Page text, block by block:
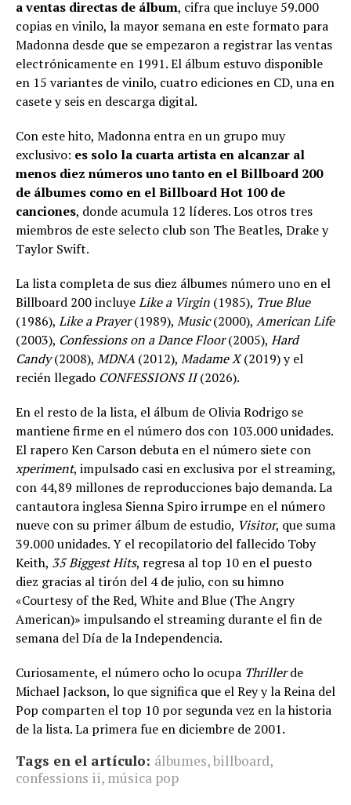
a ventas directas de álbum, cifra que incluye 59.000
copias en vinilo, la mayor semana en este formato para
Madonna desde que se empezaron a registrar las ventas
electrónicamente en 1991. El álbum estuvo disponible
en 15 variantes de vinilo, cuatro ediciones en CD, una en
casete y seis en descarga digital.
Con este hito, Madonna entra en un grupo muy
exclusivo: es solo la cuarta artista en alcanzar al
menos diez números uno tanto en el Billboard 200
de álbumes como en el Billboard Hot 100 de
canciones, donde acumula 12 líderes. Los otros tres
miembros de este selecto club son The Beatles, Drake y
Taylor Swift.
La lista completa de sus diez álbumes número uno en el
Billboard 200 incluyeLike a Virgin (1985), True Blue
(1986), Like a Prayer(1989), Music(2000), American Life
(2003), Confessions on a Dance Floor(2005), Hard
Candy(2008), MDNA (2012), Madame X(2019) y el
recién llegado CONFESSIONS II(2026).
En el resto de la lista, el álbum de Olivia Rodrigo se
mantiene firme en el número dos con 103.000 unidades.
El rapero Ken Carson debuta en el número siete con
xperiment, impulsado casi en exclusiva por el streaming,
con 44,89 millones de reproducciones bajo demanda. La
cantautora inglesa Sienna Spiro irrumpe en el número
nueve con su primer álbum de estudio, Visitor, que suma
39.000 unidades. Y el recopilatorio del fallecido Toby
Keith, 35 Biggest Hits, regresa al top 10 en el puesto
diez gracias al tirón del 4 de julio, con su himno
«Courtesy of the Red, White and Blue (The Angry
American)» impulsando el streaming durante el fin de
semana del Día de la Independencia.
Curiosamente, el número ocho lo ocupa Thrillerde
Michael Jackson, lo que significa que el Rey y la Reina del
Pop comparten el top 10 por segunda vez en la historia
de la lista. La primera fue en diciembre de 2001.
Tags en el artículo: álbumes,billboard,
confessions ii, música pop